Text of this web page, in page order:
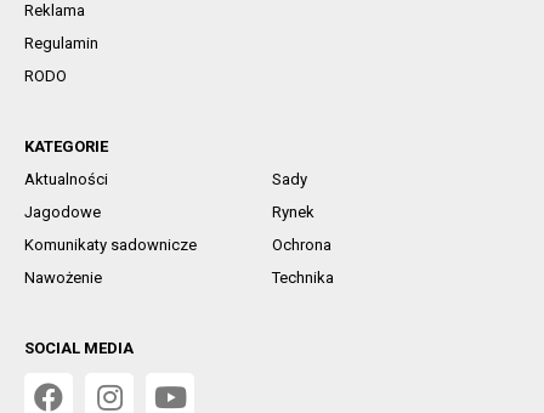
Reklama
Regulamin
RODO
KATEGORIE
Aktualności
Sady
Jagodowe
Rynek
Komunikaty sadownicze
Ochrona
Nawożenie
Technika
SOCIAL MEDIA